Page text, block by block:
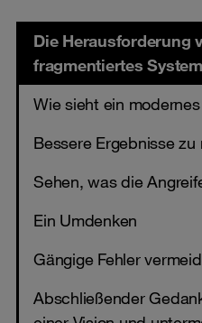
Die Herausforderung
fragmentiertes
Wie sieht ein
Bessere Ergebnisse
Sehen, was die
Ein Umdenken
Gängige Fehler
Abschließender